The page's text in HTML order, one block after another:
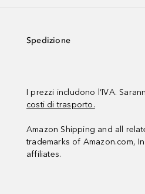
Spedizione
I prezzi includono l’IVA.
costi di trasporto.
Amazon Shipping and all
trademarks of Amazon.com,
affiliates.